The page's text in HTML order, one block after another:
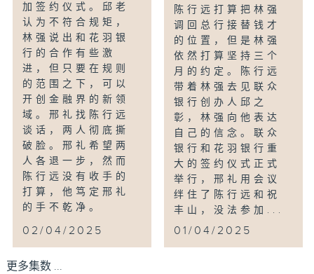
加签约仪式。邱老
认为不符合规矩，
林强说出和花羽银
行的合作有些激
进，但只要在规则
的范围之下，可以
开创金融界的新领
域。邢礼找陈行远
谈话，两人彻底撕
破脸。邢礼希望两
人各退一步，然而
陈行远没有收手的
打算，他笃定邢礼
的手不乾净。
02/04/2025
陈行远打算把林强
调回总行接替钱才
的位置，但是林强
依然打算坚持三个
月的约定。陈行远
带着林强去见联众
银行创办人邱之
彰，林强向他表达
自己的信念。联众
银行和花羽银行重
大的签约仪式正式
举行，邢礼用会议
绊住了陈行远和祝
丰山，没法参加...
01/04/2025
更多集数 ...